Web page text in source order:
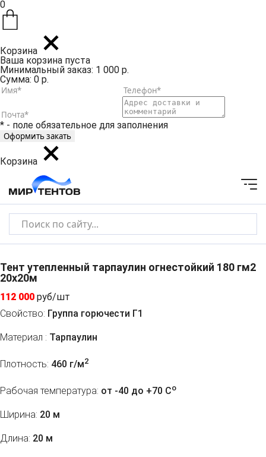
0
Корзина
Ваша корзина пуста
Минимальный заказ: 1 000 р.
Сумма: 0 р.
* - поле обязательное для заполнения
Корзина
Тент утепленный тарпаулин огнестойкий 180 гм2
20x20м
112 000 руб/шт
Свойство: Группа горючести Г1
Материал : Тарпаулин
Плотность: 460 г/м2
Рабочая температура: от -40 до +70 Co
Ширина: 20 м
Длина: 20 м